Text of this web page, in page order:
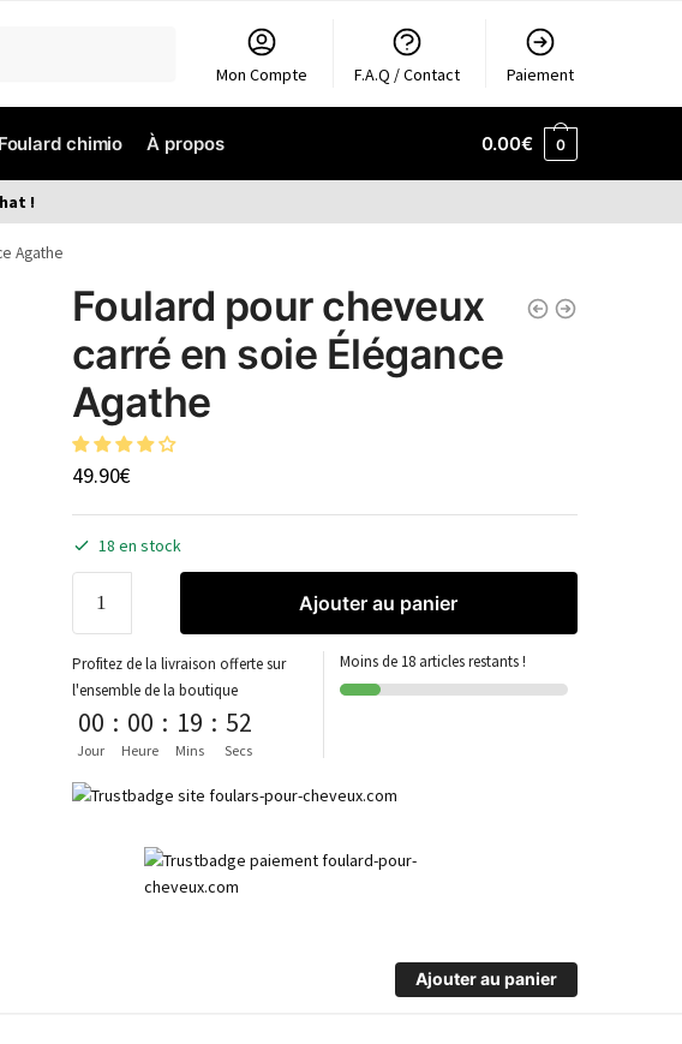
Mon Compte F.A.Q / Contact Paiement
Foulard chimio À propos 0.00€ 0
!
Agathe
Foulard pour cheveux
carré en soie Élégance
Agathe
49.90€
18 en stock
Ajouter au panier
Profitez de la livraison offerte sur
l'ensemble de la boutique
00
Jour
: 00
Heure
: 19
Mins
: 52
Secs
Moins de 18 articles restants !
Ajouter au panier